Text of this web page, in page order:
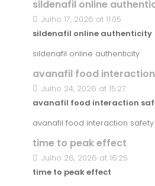
sildenafil online
Julho 17, 2026 at 11:05
sildenafil online authenticity
sildenafil online authenticity
avanafil food
Julho 24, 2026 at 15:27
avanafil food interaction
avanafil food interaction
time to peak effect
Julho 26, 2026 at 16:25
time to peak effect